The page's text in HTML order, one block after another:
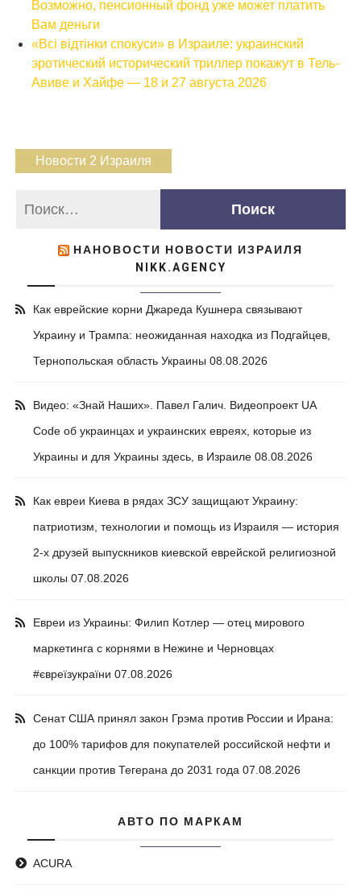
Возможно, пенсионный фонд уже может платить
Вам деньги
«Всі відтінки спокуси» в Израиле: украинский
эротический исторический триллер покажут в Тель-
Авиве и Хайфе — 18 и 27 августа 2026
Новости 2 Израиля
НАНОВОСТИ НОВОСТИ ИЗРАИЛЯ
NIKK.AGENCY
Как еврейские корни Джареда Кушнера связывают
Украину и Трампа: неожиданная находка из Подгайцев,
Тернопольская область Украины 08.08.2026
Видео: «Знай Наших». Павел Галич. Видеопроект UA
Code об украинцах и украинских евреях, которые из
Украины и для Украины здесь, в Израиле 08.08.2026
Как евреи Киева в рядах ЗСУ защищают Украину:
патриотизм, технологии и помощь из Израиля — история
2-х друзей выпускников киевской еврейской религиозной
школы 07.08.2026
Евреи из Украины: Филип Котлер — отец мирового
маркетинга с корнями в Нежине и Черновцах
#євреїзукраїни 07.08.2026
Сенат США принял закон Грэма против России и Ирана:
до 100% тарифов для покупателей российской нефти и
санкции против Тегерана до 2031 года 07.08.2026
АВТО ПО МАРКАМ
ACURA